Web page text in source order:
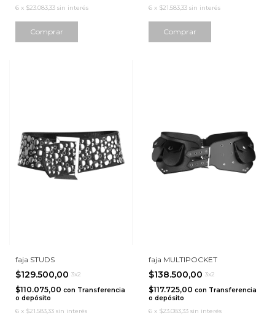
6 x $23.083,33 sin interés
6 x $21.583,33 sin interés
faja STUDS
$129.500,00 3x2
$110.075,00 con Transferencia
o depósito
6 x $21.583,33 sin interés
faja MULTIPOCKET
$138.500,00 3x2
$117.725,00 con Transferencia
o depósito
6 x $23.083,33 sin interés